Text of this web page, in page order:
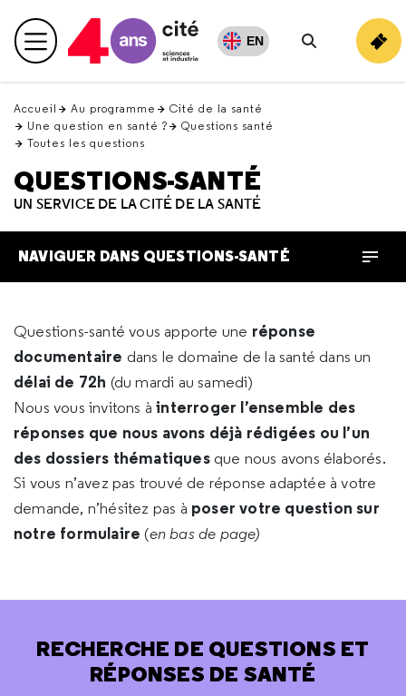
en
haut Menu principal EN
Rechercher
Accueil Au programme
Cité de la santé
Une question en santé ?
Questions santé
Toutes les questions
QUESTIONS-SANTÉ
UN SERVICE DE LA CITÉ DE LA SANTÉ
NAVIGUER DANS QUESTIONS-SANTÉ
Questions-santé vous apporte une réponse
documentaire dans le domaine de la santé dans un
délai de 72h (du mardi au samedi)
Nous vous invitons àinterroger l’ensemble des
réponses que nous avons déjà rédigées ou l’un
des dossiers thématiques que nous avons élaborés.
Si vous n’avez pas trouvé de réponse adaptée à votre
demande, n’hésitez pas à poser votre question sur
notre formulaire (en bas de page)
RECHERCHE DE QUESTIONS ET
RÉPONSES DE SANTÉ